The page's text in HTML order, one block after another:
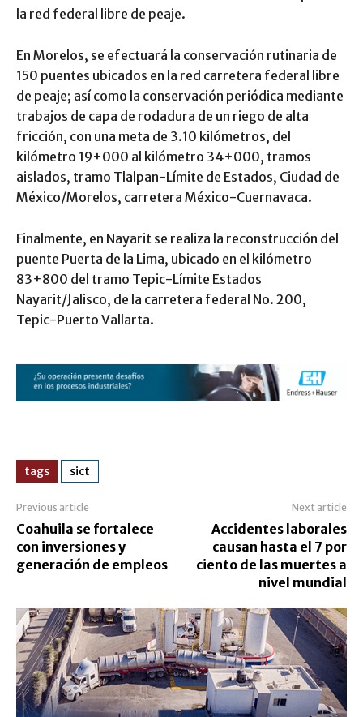
la red federal libre de peaje.
En Morelos, se efectuará la conservación rutinaria de
150 puentes ubicados en la red carretera federal libre
de peaje; así como la conservación periódica mediante
trabajos de capa de rodadura de un riego de alta
fricción, con una meta de 3.10 kilómetros, del
kilómetro 19+000 al kilómetro 34+000, tramos
aislados, tramo Tlalpan-Límite de Estados, Ciudad de
México/Morelos, carretera México-Cuernavaca.
Finalmente, en Nayarit se realiza la reconstrucción del
puente Puerta de la Lima, ubicado en el kilómetro
83+800 del tramo Tepic-Límite Estados
Nayarit/Jalisco, de la carretera federal No. 200,
Tepic-Puerto Vallarta.
tags sict
Previous article
Coahuila se fortalece
con inversiones y
generación de empleos
Next article
Accidentes laborales
causan hasta el 7 por
ciento de las muertes a
nivel mundial